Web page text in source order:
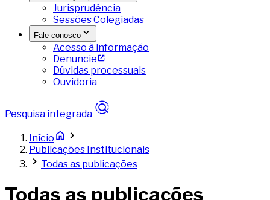
Jurisprudência
Sessões Colegiadas
Fale conosco
Acesso à informação
Denuncie
Dúvidas processuais
Ouvidoria
Pesquisa integrada
Início
Publicações Institucionais
Todas as publicações
Todas as publicações